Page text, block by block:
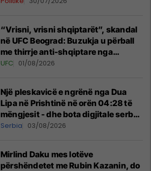
“Vrisni, vrisni shqiptarët”, skandal
në UFC Beograd: Buzukja u përball
me thirrje anti-shqiptare nga
tribunat
UFC 01/08/2026
Një pleskavicë e ngrënë nga Dua
Lipa në Prishtinë në orën 04:28 të
mëngjesit - dhe bota digjitale serbe
shpall gjendjen e luftës
Serbia 03/08/2026
Mirlind Daku mes lotëve
përshëndetet me Rubin Kazanin, do